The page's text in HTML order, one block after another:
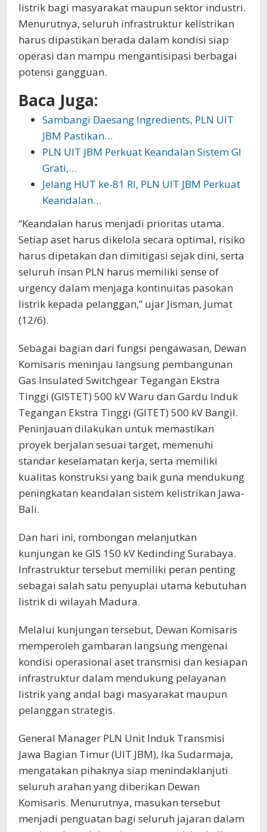
listrik bagi masyarakat maupun sektor industri.
Menurutnya, seluruh infrastruktur kelistrikan
harus dipastikan berada dalam kondisi siap
operasi dan mampu mengantisipasi berbagai
potensi gangguan.
Baca Juga:
Sambangi Daesang Ingredients, PLN UIT
JBM Pastikan…
PLN UIT JBM Perkuat Keandalan Sistem GI
Grati,…
Jelang HUT ke-81 RI, PLN UIT JBM Perkuat
Keandalan…
“Keandalan harus menjadi prioritas utama.
Setiap aset harus dikelola secara optimal, risiko
harus dipetakan dan dimitigasi sejak dini, serta
seluruh insan PLN harus memiliki sense of
urgency dalam menjaga kontinuitas pasokan
listrik kepada pelanggan,” ujar Jisman, Jumat
(12/6).
Sebagai bagian dari fungsi pengawasan, Dewan
Komisaris meninjau langsung pembangunan
Gas Insulated Switchgear Tegangan Ekstra
Tinggi (GISTET) 500 kV Waru dan Gardu Induk
Tegangan Ekstra Tinggi (GITET) 500 kV Bangil.
Peninjauan dilakukan untuk memastikan
proyek berjalan sesuai target, memenuhi
standar keselamatan kerja, serta memiliki
kualitas konstruksi yang baik guna mendukung
peningkatan keandalan sistem kelistrikan Jawa-
Bali.
Dan hari ini, rombongan melanjutkan
kunjungan ke GIS 150 kV Kedinding Surabaya.
Infrastruktur tersebut memiliki peran penting
sebagai salah satu penyuplai utama kebutuhan
listrik di wilayah Madura.
Melalui kunjungan tersebut, Dewan Komisaris
memperoleh gambaran langsung mengenai
kondisi operasional aset transmisi dan kesiapan
infrastruktur dalam mendukung pelayanan
listrik yang andal bagi masyarakat maupun
pelanggan strategis.
General Manager PLN Unit Induk Transmisi
Jawa Bagian Timur (UIT JBM), Ika Sudarmaja,
mengatakan pihaknya siap menindaklanjuti
seluruh arahan yang diberikan Dewan
Komisaris. Menurutnya, masukan tersebut
menjadi penguatan bagi seluruh jajaran dalam